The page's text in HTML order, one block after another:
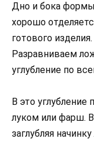
Дно и бока
хорошо
готового
Разравниваем
углубление по
В это
луком или фарш.
заглубляя